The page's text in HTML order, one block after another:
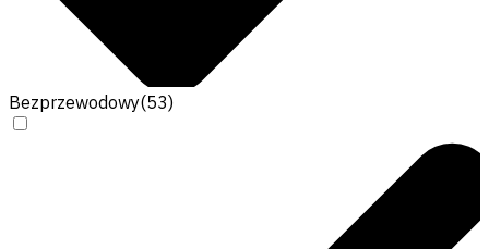
Bezprzewodowy(53)